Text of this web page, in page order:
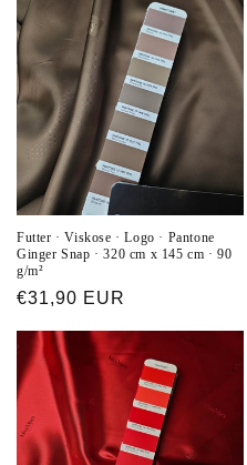
Futter · Viskose · Logo · Pantone
Ginger Snap · 320 cm x 145 cm · 90
g/m²
Normaler
€31,90 EUR